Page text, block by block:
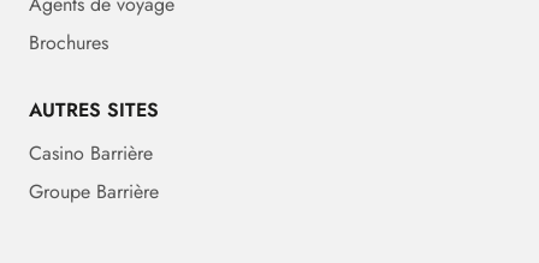
Brochures
AUTRES SITES
Casino Barrière
Groupe Barrière